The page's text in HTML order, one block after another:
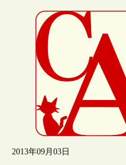
2013年09月03日